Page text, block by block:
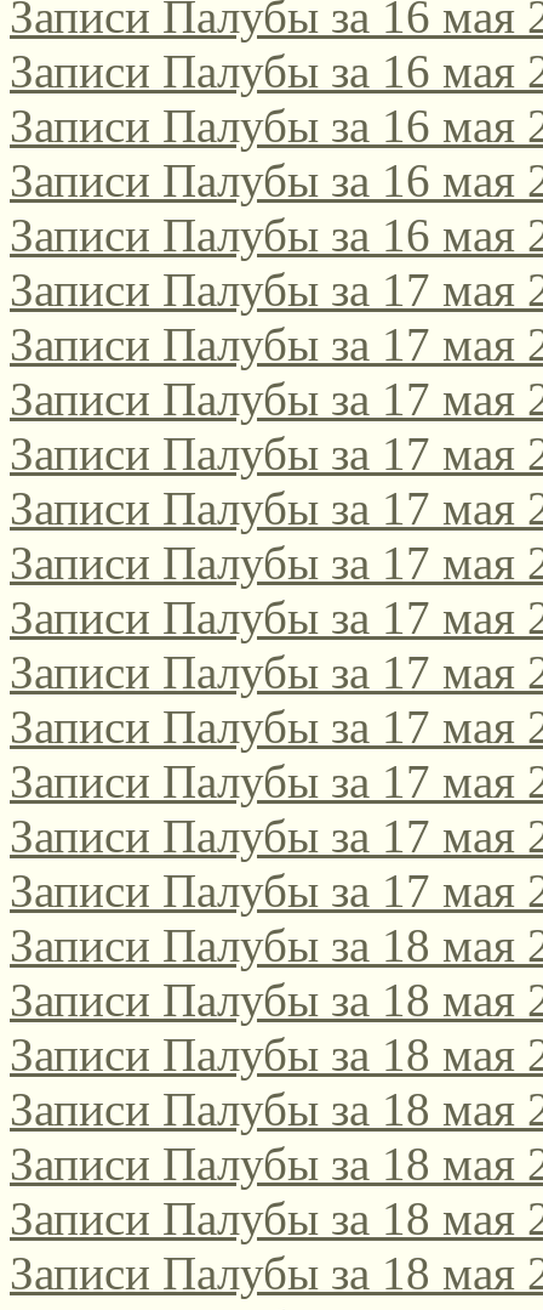
Записи Палубы за 16 мая
Записи Палубы за 16 мая
Записи Палубы за 16 мая
Записи Палубы за 16 мая
Записи Палубы за 16 мая
Записи Палубы за 17 мая
Записи Палубы за 17 мая
Записи Палубы за 17 мая
Записи Палубы за 17 мая
Записи Палубы за 17 мая
Записи Палубы за 17 мая
Записи Палубы за 17 мая
Записи Палубы за 17 мая
Записи Палубы за 17 мая
Записи Палубы за 17 мая
Записи Палубы за 17 мая
Записи Палубы за 17 мая
Записи Палубы за 18 мая
Записи Палубы за 18 мая
Записи Палубы за 18 мая
Записи Палубы за 18 мая
Записи Палубы за 18 мая
Записи Палубы за 18 мая
Записи Палубы за 18 мая